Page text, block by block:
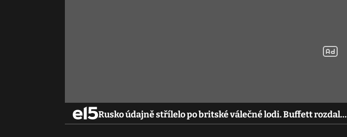
Rusko údajně střílelo po britské válečné lodi. Buffett rozdal…